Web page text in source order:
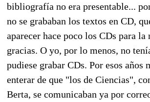
bibliografía no era presentable...
no se grababan los textos en CD,
aparecer hace poco los CDs para la
gracias. O yo, por lo menos, no
pudiese grabar CDs. Por esos años
enterar de que "los de Ciencias",
Berta, se comunicaban ya por